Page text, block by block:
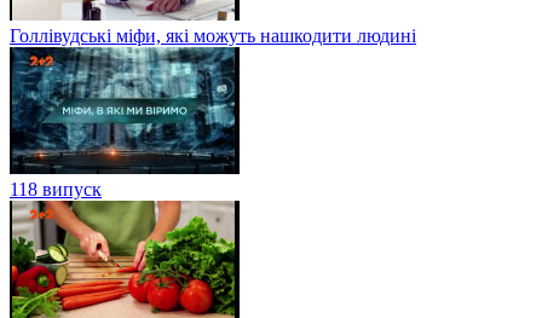
Голлівудські міфи, які можуть нашкодити людині
118 випуск